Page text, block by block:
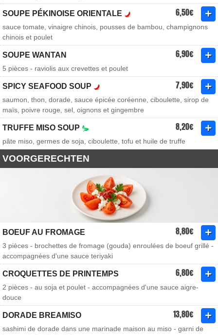
SOUPE PÉKINOISE ORIENTALE 6,50€
sauce tomate, vinaigre chinois, pousses de bambou, champignons
chinois et poulet
SOUPE WANTAN 6,90€
5 pièces - raviolis aux crevettes et poulet
SPICY SEAFOOD SOUP 7,90€
saumon, thon, dorade, sauce épicée coréenne, ciboulette, sirop de
maïs, poivre rouge, sel, oignons et gingembre
TRUFFE MISO SOUP 8,20€
pâte miso, germes de soja, ciboulette, tofu et huile de truffe
VOORGERECHTEN
BOEUF AU FROMAGE 8,80€
3 pièces - brochettes de fromage (gouda) enroulées de boeuf grillé -
accompagnées d'une sauce teriyaki
CROQUETTES DE PRINTEMPS 6,80€
2 pièces - au soja et poulet - accompagnées d'une sauce aigre-
douce
DORADE BREAMISO 13,80€
sashimi de dorade dans une marinade maison au miso - garni de